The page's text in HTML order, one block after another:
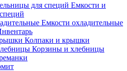
Емкости и
Емкости охладительные
Колпаки и крышки
Корзины и хлебницы